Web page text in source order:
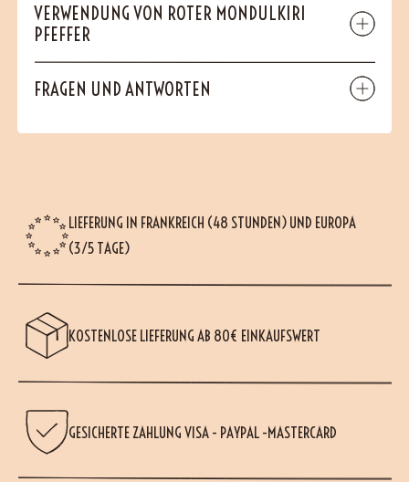
VERWENDUNG VON ROTER MONDULKIRI
PFEFFER
FRAGEN UND ANTWORTEN
LIEFERUNG IN FRANKREICH (48 STUNDEN) UND EUROPA
(3/5 TAGE)
KOSTENLOSE LIEFERUNG AB 80€ EINKAUFSWERT
GESICHERTE ZAHLUNG VISA - PAYPAL -MASTERCARD